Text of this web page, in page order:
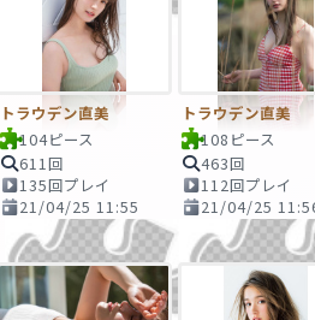
トラウデン直美
104ピース
611回
135回プレイ
21/04/25 11:55
トラウデン直美
108ピース
463回
112回プレイ
21/04/25